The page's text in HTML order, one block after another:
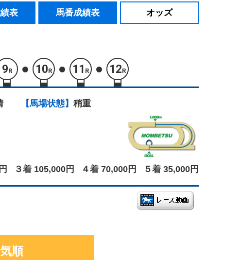
表 馬番成績表 オッズ
9R 10R 11 R 12R
【馬場状態】 稍重
３着 105,000円 ４着 70,000円 ５着 35,000円
順